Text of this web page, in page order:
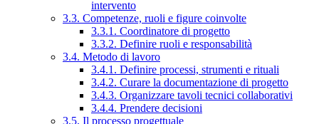
intervento
3.3. Competenze, ruoli e figure coinvolte
3.3.1. Coordinatore di progetto
3.3.2. Definire ruoli e responsabilità
3.4. Metodo di lavoro
3.4.1. Definire processi, strumenti e rituali
3.4.2. Curare la documentazione di progetto
3.4.3. Organizzare tavoli tecnici collaborativi
3.4.4. Prendere decisioni
3.5. Il processo progettuale